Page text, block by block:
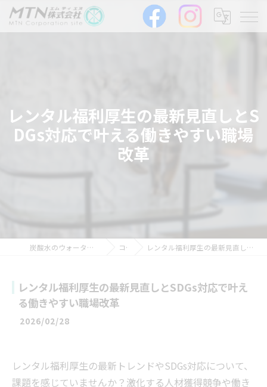
レンタル福利厚生の最新見直しとS
DGs対応で叶える働きやすい職場
改革
炭酸水のウォーターサーバーならMTN株式会社 コラム レンタル福利厚生の最新見直しとSDGs対応で叶える働きやすい職場改革
レンタル福利厚生の最新見直しとSDGs対応で叶え
る働きやすい職場改革
2026/02/28
レンタル福利厚生の最新トレンドやSDGs対応について、
課題を感じていませんか？激化する人材獲得競争や働き